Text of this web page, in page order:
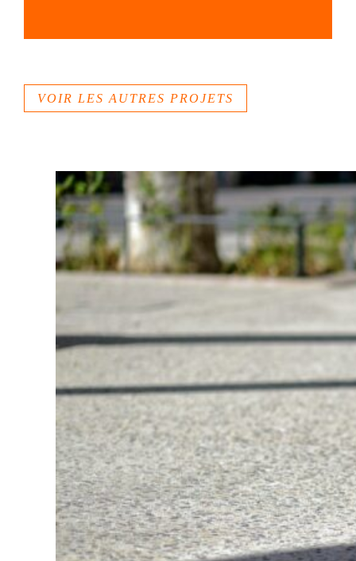
VOIR LES AUTRES PROJETS